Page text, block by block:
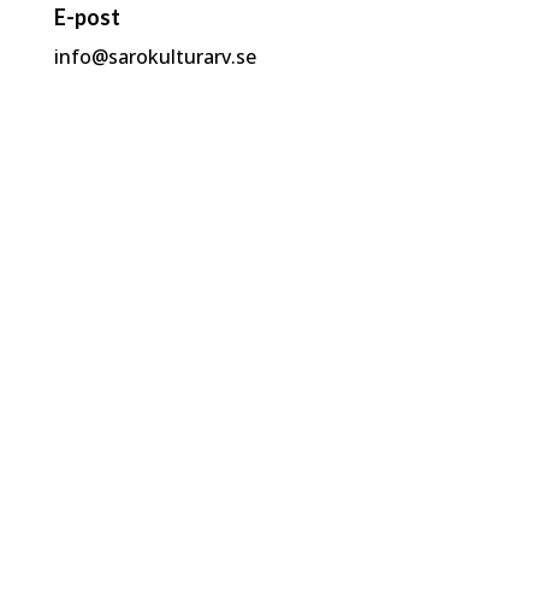
E-post
info@sarokulturarv.se